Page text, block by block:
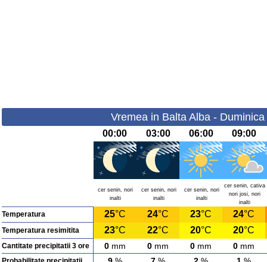
Vremea in Balta Alba -
00:00 03:00 06:00 09:00
cer senin, nori
inalti
cer senin, nori
inalti
cer senin, nori
inalti
cer senin, cativa
nori josi, nori
inalti
Temperatura 25°C 24°C 23°C 24°C
Temperatura resimitita 23°C 22°C 20°C 20°C
Cantitate precipitatii 3 ore 0 mm 0 mm 0 mm 0 mm